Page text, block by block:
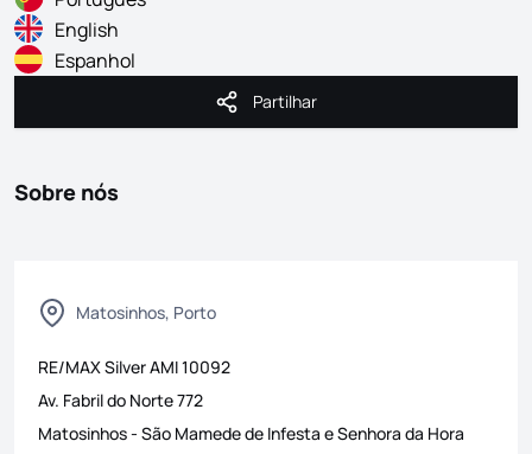
English
Espanhol
Partilhar
Partilhar
Sobre nós
Matosinhos, Porto
RE/MAX SilverAMI10092
Av. Fabril do Norte 772
Matosinhos- São Mamede de Infesta e Senhora da Hora